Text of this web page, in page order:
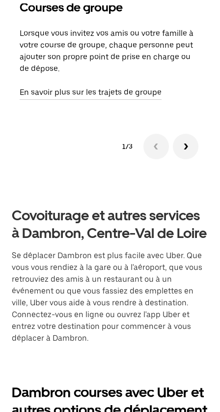
Courses de groupe
Lorsque vous invitez vos amis ou votre famille à
votre course de groupe, chaque personne peut
ajouter son propre point de prise en charge ou
de dépose.
En savoir plus sur les trajets de groupe
1/3
Covoiturage et autres services
à Dambron, Centre-Val de Loire
Se déplacer Dambron est plus facile avec Uber. Que
vous vous rendiez à la gare ou à l'aéroport, que vous
retrouviez des amis à un restaurant ou à un
événement ou que vous fassiez des emplettes en
ville, Uber vous aide à vous rendre à destination.
Connectez-vous en ligne ou ouvrez l'app Uber et
entrez votre destination pour commencer à vous
déplacer à Dambron.
Dambron courses avec Uber et